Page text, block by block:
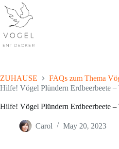
content
ZUHAUSE
FAQs zum Thema
Hilfe! Vögel Plündern Erdbeerbeete
Hilfe! Vögel Plündern Erdbeerbeete
Carol May 20, 2023